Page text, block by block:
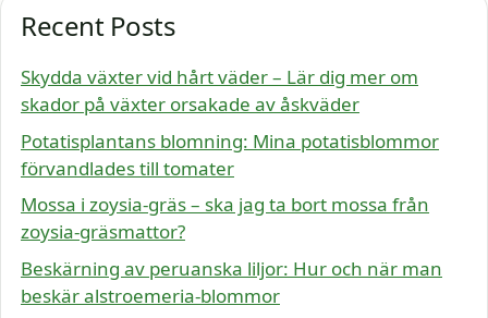
Recent Posts
Skydda växter vid hårt väder – Lär dig mer om
skador på växter orsakade av åskväder
Potatisplantans blomning: Mina potatisblommor
förvandlades till tomater
Mossa i zoysia-gräs – ska jag ta bort mossa från
zoysia-gräsmattor?
Beskärning av peruanska liljor: Hur och när man
beskär alstroemeria-blommor